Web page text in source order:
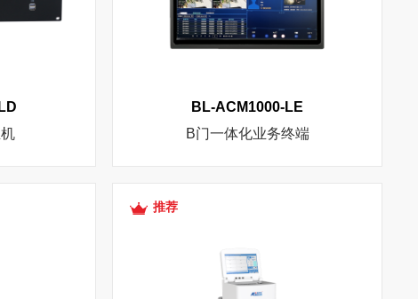
BL-ACM1000-LE
B门一体化业务终端
推荐